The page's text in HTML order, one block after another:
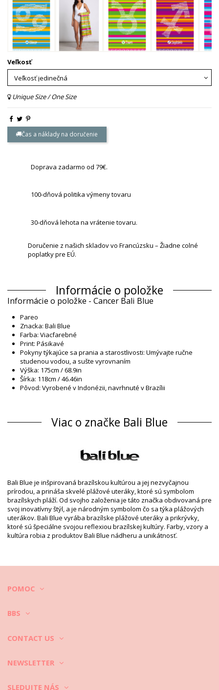
Veľkosť
Unique Size / One Size
Čas a náklady na doručenie
Doprava zadarmo od 79€.
100-dňová politika výmeny tovaru
30-dňová lehota na vrátenie tovaru.
Doručenie z našich skladov vo Francúzsku – Žiadne colné
poplatky pre EÚ.
Informácie o položke
Informácie o položke - Cancer Bali Blue
Pareo
Znacka: Bali Blue
Farba: Viacfarebné
Print: Pásikavé
Pokyny týkajúce sa prania a starostlivosti: Umývajte ručne
studenou vodou, a sušte vyrovnaním
Výška: 175cm / 68.9in
Šírka: 118cm / 46.46in
Pôvod: Vyrobené v Indonézii, navrhnuté v Brazílii
Zloženie
Zloženie: 100% Rayon (Canga)
Oddelenie: Unisex, Pareo
SKU: 198300251
EAN: Veľkosť jedinečná (7899818639747)
Váha: 220g / 0.48lb / 7.76oz
Potlač nie je presná a môže sa líšiť podľa strihu
Retušované fotky
Pokyny týkajúce sa prania a
Starostlivosť o plážové odevy
Keď idete na pláž, máte na sebe nielen bikiny či jednodielne plavky,
dobrom stave?
1. Vždy z odevov poriadne vytraste piesok. Nechajte čo najviac ešte
povolili a piesok sa z nich uvoľnil.
Viac o značke Bali Blue
Bali Blue je inšpirovaná brazílskou kultúrou a jej nezvyčajnou
prírodou, a prináša skvelé plážové uteráky, ktoré sú symbolom
brazílskych pláží. Od svojho založenia je táto značka obdivovaná pre
svoj inovatívny štýl, a je národným symbolom čo sa týka plážových
uterákov. Bali Blue vyrába brazílske plážové uteráky a prikrývky,
ktoré sú špeciálne svojou reflexiou brazílskej kultúry. Farby, vzory a
kultúra robia z produktov Bali Blue nádheru a unikátnosť.
POMOC
BBS
CONTACT US
NEWSLETTER
SLEDUJTE NÁS